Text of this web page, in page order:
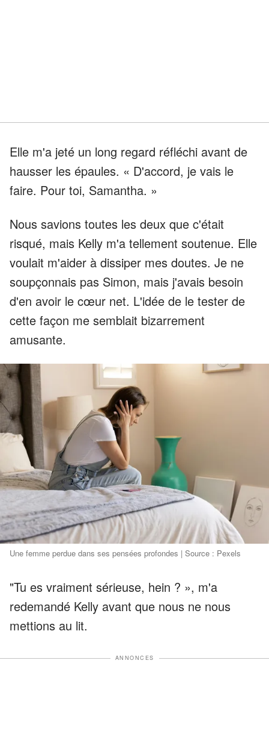
Elle m'a jeté un long regard réfléchi avant de
hausser les épaules. « D'accord, je vais le
faire. Pour toi, Samantha. »
Nous savions toutes les deux que c'était
risqué, mais Kelly m'a tellement soutenue. Elle
voulait m'aider à dissiper mes doutes. Je ne
soupçonnais pas Simon, mais j'avais besoin
d'en avoir le cœur net. L'idée de le tester de
cette façon me semblait bizarrement
amusante.
Une femme perdue dans ses pensées profondes | Source : Pexels
"Tu es vraiment sérieuse, hein ? », m'a
redemandé Kelly avant que nous ne nous
mettions au lit.
ANNONCES